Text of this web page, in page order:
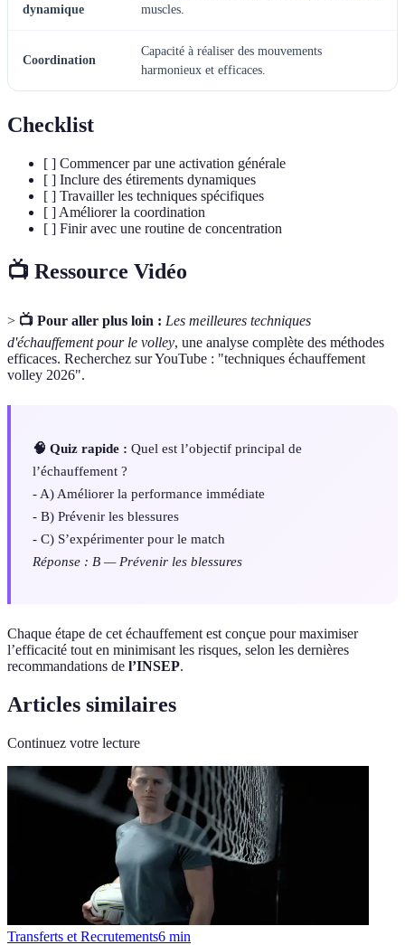
dynamique
muscles.
Coordination
Capacité à réaliser des mouvements
harmonieux et efficaces.
Checklist
[ ] Commencer par une activation générale
[ ] Inclure des étirements dynamiques
[ ] Travailler les techniques spécifiques
[ ] Améliorer la coordination
[ ] Finir avec une routine de concentration
📺 Ressource Vidéo
> 📺 Pour aller plus loin : Les meilleures techniques
d'échauffement pour le volley, une analyse complète des méthodes
efficaces. Recherchez sur YouTube : "techniques échauffement
volley 2026".
🧠 Quiz rapide : Quel est l’objectif principal de
l’échauffement ?
- A) Améliorer la performance immédiate
- B) Prévenir les blessures
- C) S’expérimenter pour le match
Réponse : B — Prévenir les blessures
Chaque étape de cet échauffement est conçue pour maximiser
l’efficacité tout en minimisant les risques, selon les dernières
recommandations de l’INSEP.
Articles similaires
Continuez votre lecture
Transferts et Recrutements6 min